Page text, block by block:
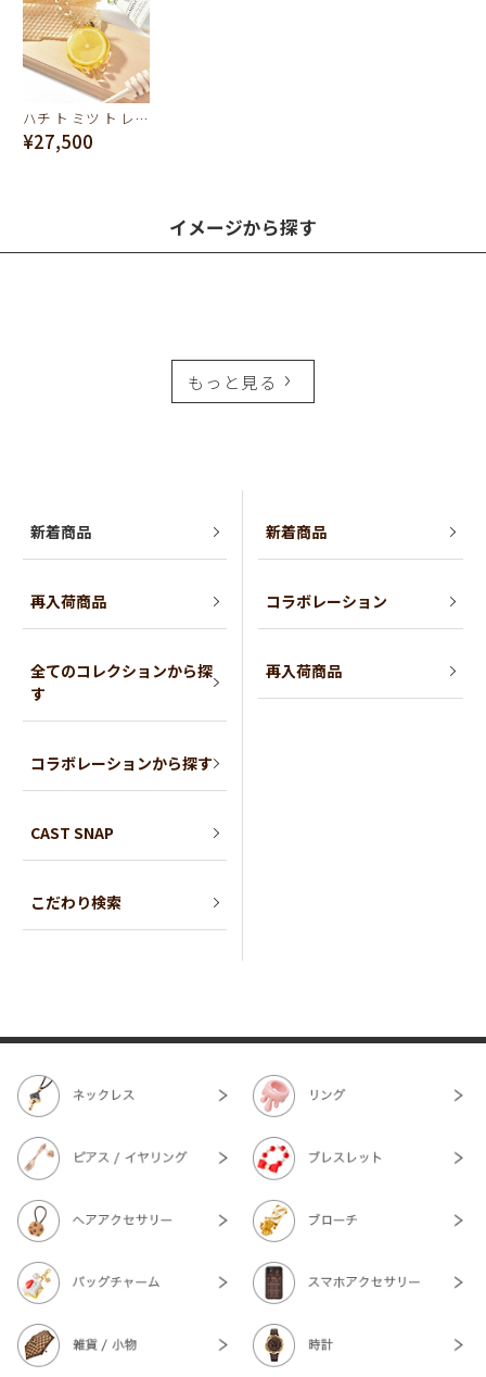
ハチ ト ミツ ト レモン ネックレス【スペシャルボックスつき】
¥27,500
イメージから探す
もっと見る
新着商品
再入荷商品
全てのコレクションから探
す
コラボレーションから探す
CAST SNAP
こだわり検索
新着商品
コラボレーション
再入荷商品